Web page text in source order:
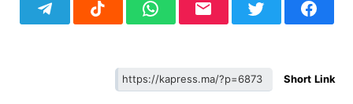
Short Link